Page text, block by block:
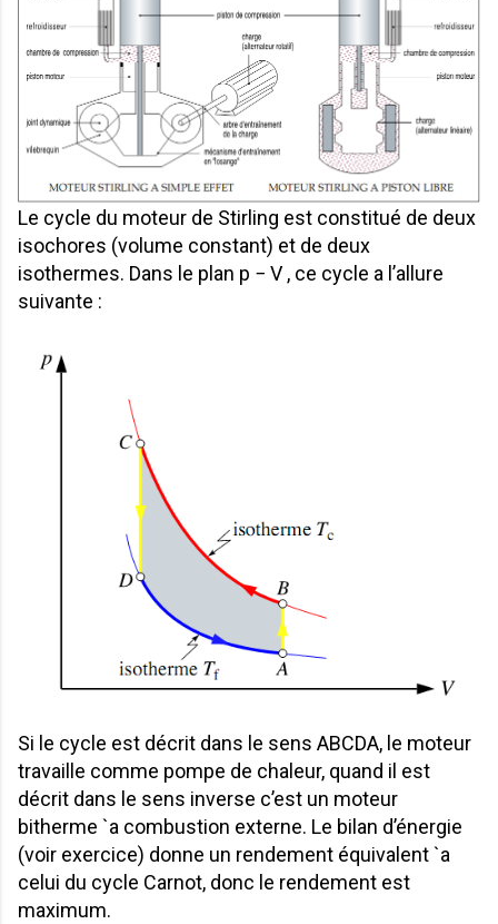
Le cycle du moteur de Stirling est constitué de deux
isochores (volume constant) et de deux
isothermes. Dans le plan p − V , ce cycle a l’allure
suivante :
Si le cycle est décrit dans le sens ABCDA, le moteur
travaille comme pompe de chaleur, quand il est
décrit dans le sens inverse c’est un moteur
bitherme `a combustion externe. Le bilan d’énergie
(voir exercice) donne un rendement équivalent `a
celui du cycle Carnot, donc le rendement est
maximum.